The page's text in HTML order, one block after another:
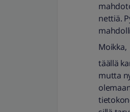
nettiä.
Moikka,
täällä
mutta